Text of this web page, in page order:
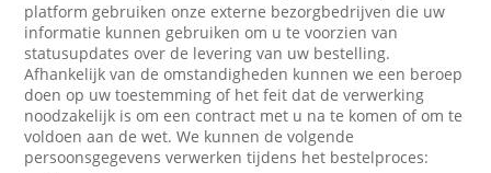
platform gebruiken onze externe bezorgbedrijven die uw
informatie kunnen gebruiken om u te voorzien van
statusupdates over de levering van uw bestelling.
Afhankelijk van de omstandigheden kunnen we een beroep
doen op uw toestemming of het feit dat de verwerking
noodzakelijk is om een contract met u na te komen of om te
voldoen aan de wet. We kunnen de volgende
persoonsgegevens verwerken tijdens het bestelproces: